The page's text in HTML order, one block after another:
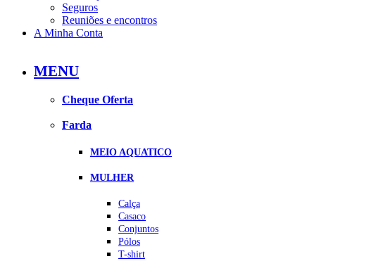
Seguros
Reuniões e encontros
A Minha Conta
MENU
Cheque Oferta
Farda
MEIO AQUATICO
MULHER
Calça
Casaco
Conjuntos
Pólos
T-shirt